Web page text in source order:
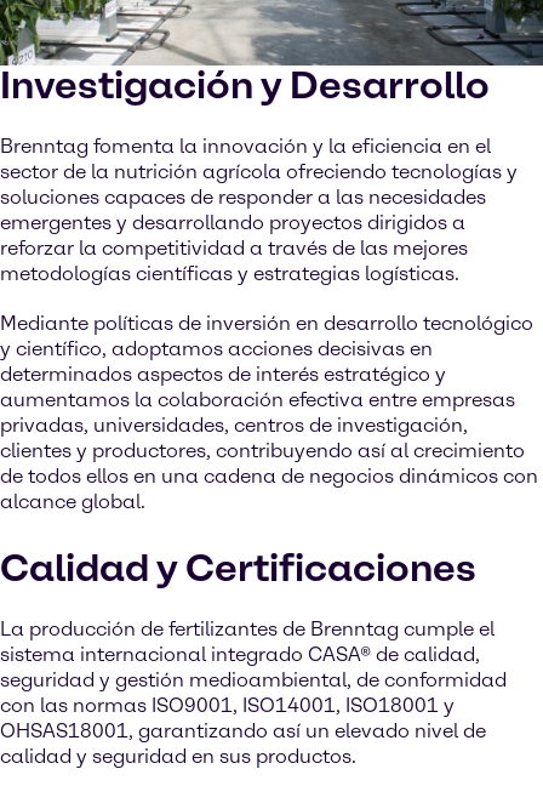
Investigación y Desarrollo
Brenntag fomenta la innovación y la eficiencia en el
sector de la nutrición agrícola ofreciendo tecnologías y
soluciones capaces de responder a las necesidades
emergentes y desarrollando proyectos dirigidos a
reforzar la competitividad a través de las mejores
metodologías científicas y estrategias logísticas.
Mediante políticas de inversión en desarrollo tecnológico
y científico, adoptamos acciones decisivas en
determinados aspectos de interés estratégico y
aumentamos la colaboración efectiva entre empresas
privadas, universidades, centros de investigación,
clientes y productores, contribuyendo así al crecimiento
de todos ellos en una cadena de negocios dinámicos con
alcance global.
Calidad y Certificaciones
La producción de fertilizantes de Brenntag cumple el
sistema internacional integrado CASA® de calidad,
seguridad y gestión medioambiental, de conformidad
con las normas ISO9001, ISO14001, ISO18001 y
OHSAS18001, garantizando así un elevado nivel de
calidad y seguridad en sus productos.